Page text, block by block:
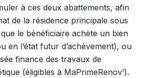
à ces deux abattements, afin
de la résidence principale sous
le bénéficiaire achète un bien
en l’état futur d’achèvement), ou
finance des travaux de
(éligibles à MaPrimeRenov’).